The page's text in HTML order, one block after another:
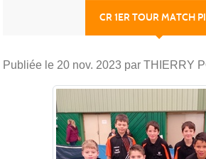
CR 1ER TOUR MATCH
Publiée le 20 nov. 2023 par THIERRY